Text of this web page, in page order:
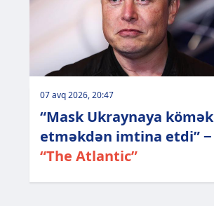
07 avq 2026, 20:47
“Mask Ukraynaya kömək
etməkdən imtina etdi” −
“The Atlantic”